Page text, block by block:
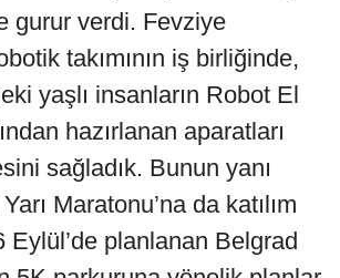
gurur verdi. Fevziye
takımının iş birliğinde,
yaşlı insanların Robot El
hazırlanan aparatları
sağladık. Bunun yanı
Maratonu’na da katılım
Eylül’de planlanan Belgrad